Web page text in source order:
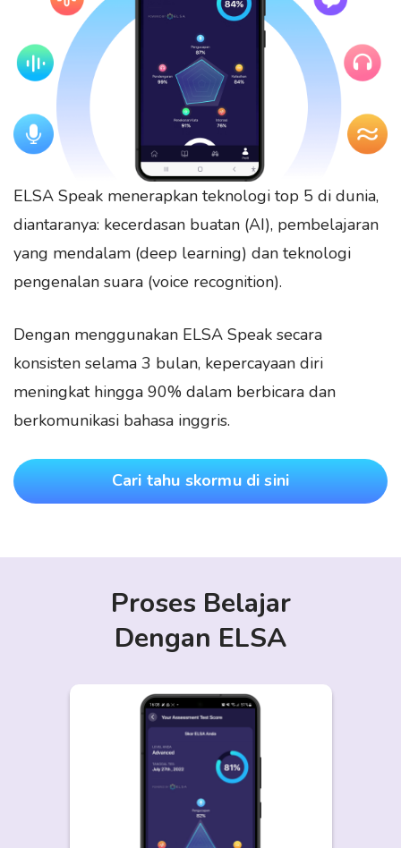
ELSA Speak menerapkan teknologi top 5 di dunia,
diantaranya: kecerdasan buatan (AI), pembelajaran
yang mendalam (deep learning) dan teknologi
pengenalan suara (voice recognition).
Dengan menggunakan ELSA Speak secara
konsisten selama 3 bulan, kepercayaan diri
meningkat hingga 90% dalam berbicara dan
berkomunikasi bahasa inggris.
Cari tahu skormu di sini
Proses Belajar
Dengan ELSA